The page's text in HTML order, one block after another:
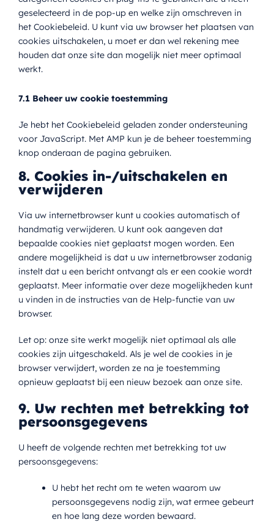
geselecteerd in de pop-up en welke zijn omschreven in
het Cookiebeleid. U kunt via uw browser het plaatsen van
cookies uitschakelen, u moet er dan wel rekening mee
houden dat onze site dan mogelijk niet meer optimaal
werkt.
7.1 Beheer uw cookie toestemming
Je hebt het Cookiebeleid geladen zonder ondersteuning
voor JavaScript. Met AMP kun je de beheer toestemming
knop onderaan de pagina gebruiken.
8. Cookies in-/uitschakelen en
verwijderen
Via uw internetbrowser kunt u cookies automatisch of
handmatig verwijderen. U kunt ook aangeven dat
bepaalde cookies niet geplaatst mogen worden. Een
andere mogelijkheid is dat u uw internetbrowser zodanig
instelt dat u een bericht ontvangt als er een cookie wordt
geplaatst. Meer informatie over deze mogelijkheden kunt
u vinden in de instructies van de Help-functie van uw
browser.
Let op: onze site werkt mogelijk niet optimaal als alle
cookies zijn uitgeschakeld. Als je wel de cookies in je
browser verwijdert, worden ze na je toestemming
opnieuw geplaatst bij een nieuw bezoek aan onze site.
9. Uw rechten met betrekking tot
persoonsgegevens
U heeft de volgende rechten met betrekking tot uw
persoonsgegevens:
U hebt het recht om te weten waarom uw
persoonsgegevens nodig zijn, wat ermee gebeurt
en hoe lang deze worden bewaard.